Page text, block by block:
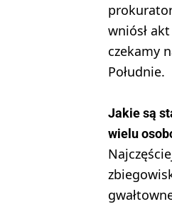
wniósł
czekamy
Południe.
Jakie są
wielu